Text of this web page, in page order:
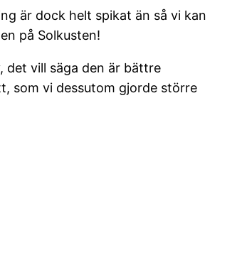
är dock helt spikat än så vi kan
på Solkusten!
det vill säga den är bättre
som vi dessutom gjorde större